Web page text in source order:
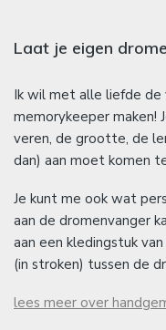
Laat je eigen
Ik wil met alle liefde
memorykeeper maken!
veren, de grootte, de
dan) aan moet komen
Je kunt me ook wat
aan de dromenvanger
aan een kledingstuk
(in stroken) tussen de
lees meer over